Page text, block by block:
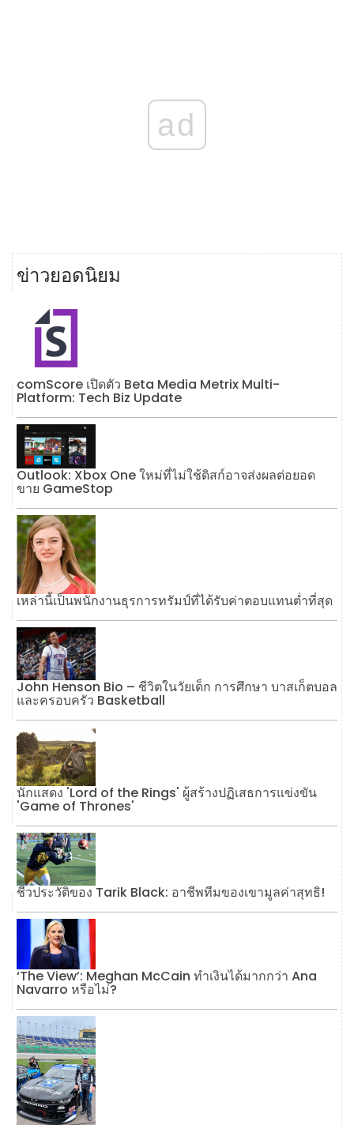
ad
ข่าวยอดนิยม
comScore เปิดตัว Beta Media Metrix Multi-
Platform: Tech Biz Update
Outlook: Xbox One ใหม่ที่ไม่ใช้ดิสก์อาจส่งผลต่อยอด
ขาย GameStop
เหล่านี้เป็นพนักงานธุรการทรัมป์ที่ได้รับค่าตอบแทนต่ำที่สุด
John Henson Bio – ชีวิตในวัยเด็ก การศึกษา บาสเก็ตบอล
และครอบครัว Basketball
นักแสดง 'Lord of the Rings' ผู้สร้างปฏิเสธการแข่งขัน
'Game of Thrones'
ชีวประวัติของ Tarik Black: อาชีพทีมของเขามูลค่าสุทธิ!
‘The View’: Meghan McCain ทำเงินได้มากกว่า Ana
Navarro หรือไม่?